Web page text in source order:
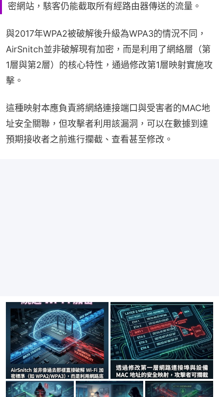
密網站，駭客仍能截取所有經路由器傳送的流量。
與2017年WPA2被破解後升級為WPA3的情況不同，
AirSnitch並非破解現有加密，而是利用了網絡層（第
1層與第2層）的核心特性，通過修改第1層映射實施攻
擊。
這種映射本應負責將網絡連接端口與受害者的MAC地
址安全關聯，但攻擊者利用該漏洞，可以在數據到達
預期接收者之前進行攔截、查看甚至修改。